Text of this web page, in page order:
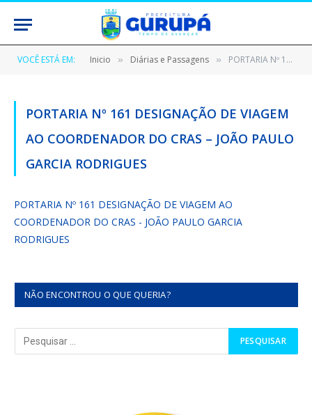
VOCÊ ESTÁ EM: Inicio » Diárias e Passagens » PORTARIA Nº 161 DESIGNAÇÃO DE VIAGEM AO COORDENADOR DO CRAS – JOÃO PAULO GARCIA RODRIGUES
PORTARIA Nº 161 DESIGNAÇÃO DE VIAGEM
AO COORDENADOR DO CRAS – JOÃO PAULO
GARCIA RODRIGUES
PORTARIA Nº 161 DESIGNAÇÃO DE VIAGEM AO
COORDENADOR DO CRAS - JOÃO PAULO GARCIA
RODRIGUES
NÃO ENCONTROU O QUE QUERIA?